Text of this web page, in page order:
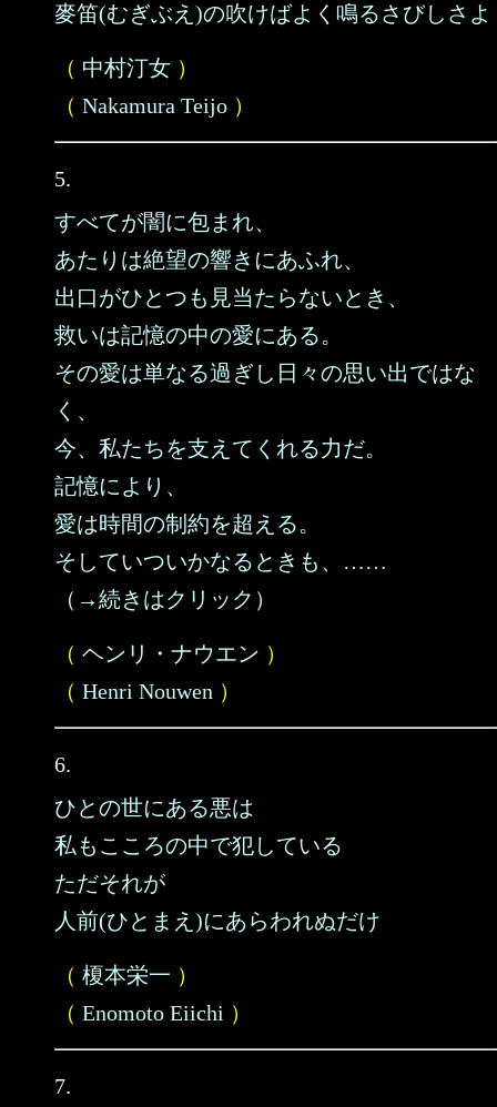
麥笛(むぎぶえ)の吹けばよく鳴るさびしさよ
（ 中村汀女 ）
（ Nakamura Teijo ）
5.
すべてが闇に包まれ、
あたりは絶望の響きにあふれ、
出口がひとつも見当たらないとき、
救いは記憶の中の愛にある。
その愛は単なる過ぎし日々の思い出ではな
く、
今、私たちを支えてくれる力だ。
記憶により、
愛は時間の制約を超える。
そしていついかなるときも、……
（→続きはクリック）
（ ヘンリ・ナウエン ）
（ Henri Nouwen ）
6.
ひとの世にある悪は
私もこころの中で犯している
ただそれが
人前(ひとまえ)にあらわれぬだけ
（ 榎本栄一 ）
（ Enomoto Eiichi ）
7.